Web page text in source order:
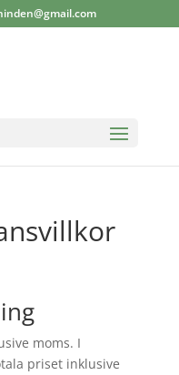
moms. I
priset inklusive